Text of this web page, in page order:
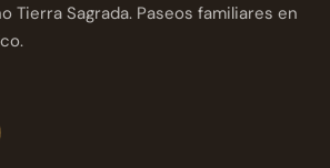
Tierra Sagrada. Paseos familiares en